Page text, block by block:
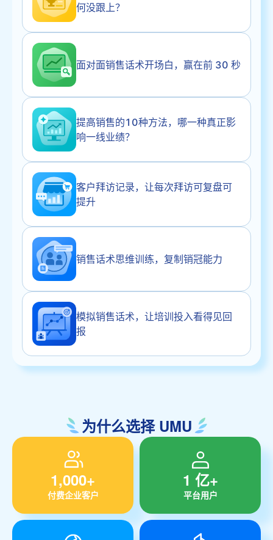
何没跟上？
面对面销售话术开场白，赢在前 30 秒
提高销售的10种方法，哪一种真正影
响一线业绩？
客户拜访记录，让每次拜访可复盘可
提升
销售话术思维训练，复制销冠能力
模拟销售话术，让培训投入看得见回
报
为什么选择 UMU
1,000+
付费企业客户
1 亿+
平台用户